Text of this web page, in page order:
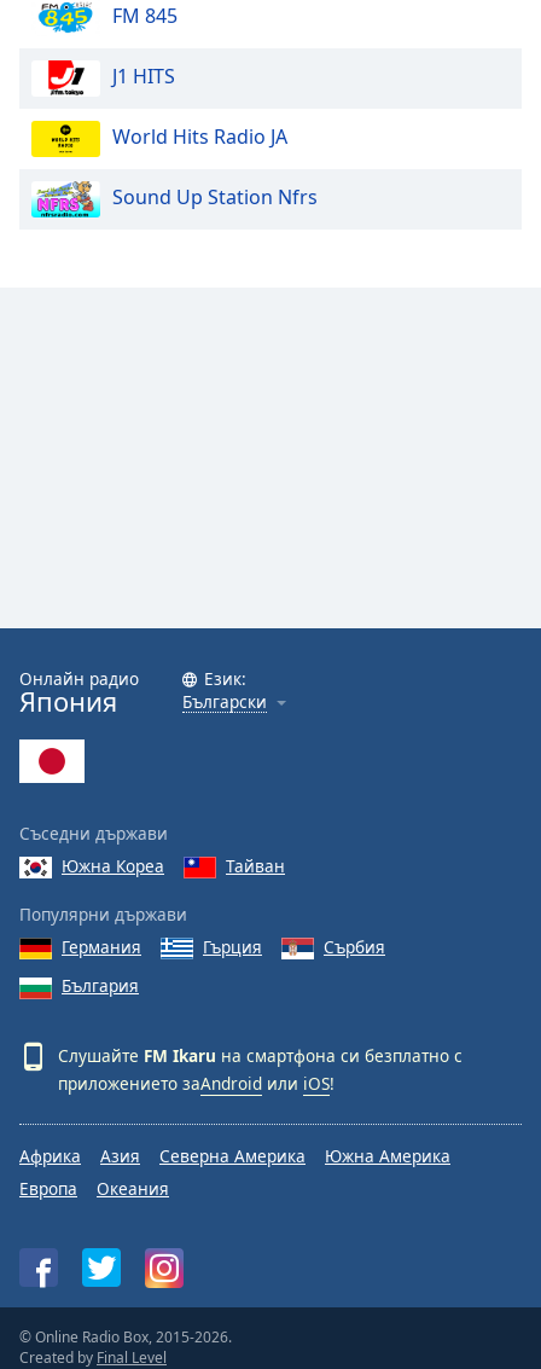
Opacity
Text
window.
FM 845
J1 HITS
World Hits Radio JA
Sound Up Station Nfrs
Онлайн радио
Япония
Език:
Български
Съседни държави
Южна Кореа
Тайван
Популярни държави
Германия
Гърция
Сърбия
България
Слушайте FM Ikaru на смартфона си безплатно с
приложението заAndroid или iOS!
Африка Азия Северна Америка
Южна Америка
Европа
Океания
© Online Radio Box, 2015-2026.
Created by Final Level